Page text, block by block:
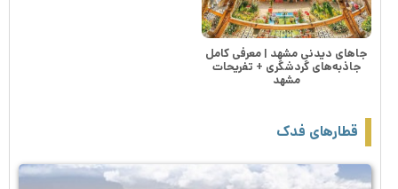
جاهای دیدنی مشهد | معرفی کامل
جاذبه‌های گردشگری + تفریحات
مشهد
قطارهای فدک